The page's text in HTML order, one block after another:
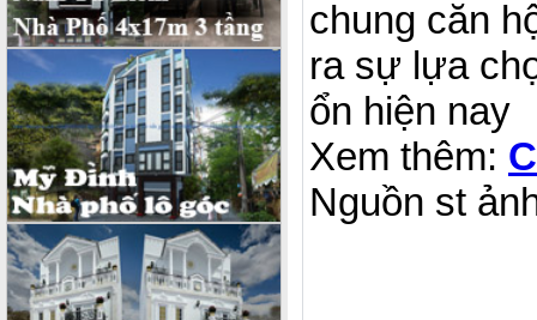
chung căn
ra sự lựa
ổn hiện nay
Xem thêm:
Nguồn st